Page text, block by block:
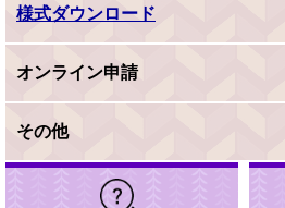
様式ダウンロード
オンライン申請
その他